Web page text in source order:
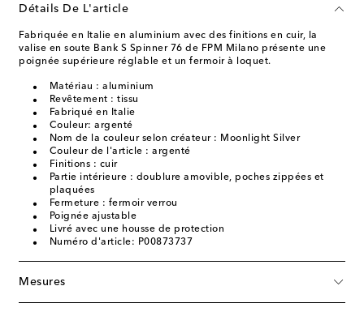
Détails De L'article
Fabriquée en Italie en aluminium avec des finitions en cuir, la
valise en soute Bank S Spinner 76 de FPM Milano présente une
poignée supérieure réglable et un fermoir à loquet.
Matériau : aluminium
Revêtement : tissu
Fabriqué en Italie
Couleur: argenté
Nom de la couleur selon créateur : Moonlight Silver
Couleur de l'article : argenté
Finitions : cuir
Partie intérieure : doublure amovible, poches zippées et
plaquées
Fermeture : fermoir verrou
Poignée ajustable
Livré avec une housse de protection
Numéro d'article: P00873737
Mesures